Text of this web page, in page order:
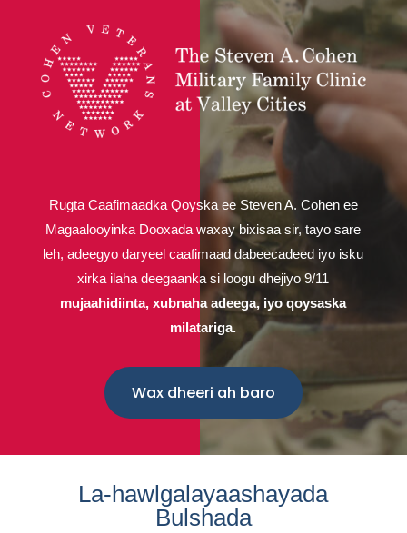
Rugta Caafimaadka Qoyska ee Steven A. Cohen ee
Magaalooyinka Dooxada waxay bixisaa sir, tayo sare
leh, adeegyo daryeel caafimaad dabeecadeed iyo isku
xirka ilaha deegaanka si loogu dhejiyo 9/11
mujaahidiinta, xubnaha adeega, iyo qoysaska
milatariga.
Wax dheeri ah baro
La-hawlgalayaashayada
Bulshada